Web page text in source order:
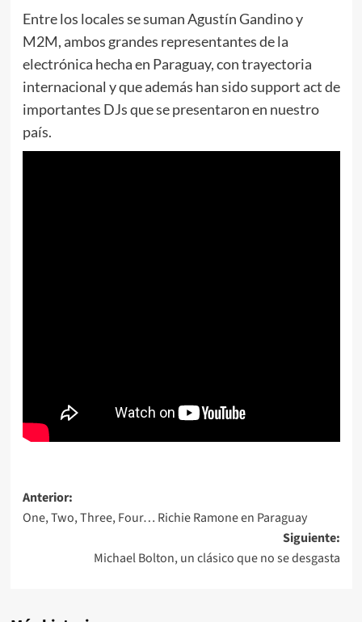
Entre los locales se suman Agustín Gandino y
M2M, ambos grandes representantes de la
electrónica hecha en Paraguay, con trayectoria
internacional y que además han sido support act de
importantes DJs que se presentaron en nuestro
país.
Navegación
de
entradas
Anterior:
One, Two, Three, Four… Richie Ramone en Paraguay
Siguiente:
Michael Bolton, un clásico que no se desgasta